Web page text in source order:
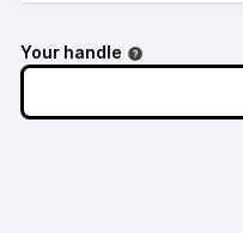
Your handle